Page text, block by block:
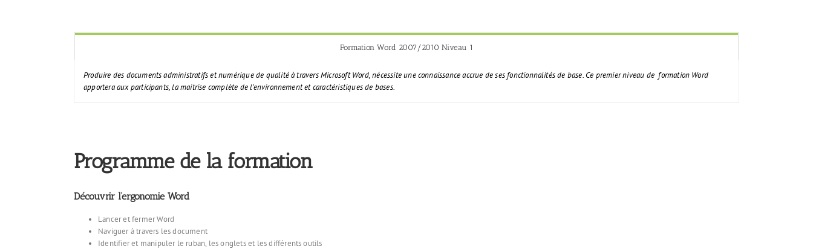
Formation Word 2007/2010 Niveau 1
Produire des documents administratifs et numérique de qualité à travers Microsoft Word, nécessite une connaissance accrue de ses fonctionnalités de base. Ce premier niveau de formation Word
apportera aux participants, la maitrise complète de l’environnement et caractéristiques de bases.
Programme de la formation
Découvrir l’ergonomie Word
Lancer et fermer Word
Naviguer à travers les document
Identifier et manipuler le ruban, les onglets et les différents outils